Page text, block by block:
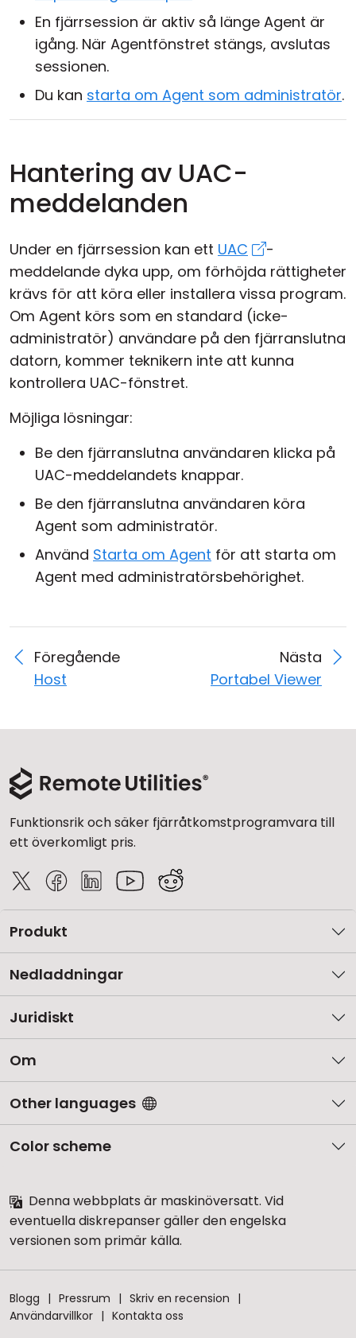
En fjärrsession är aktiv så länge Agent är
igång. När Agentfönstret stängs, avslutas
sessionen.
Du kan starta om Agent som administratör.
Hantering av UAC-
meddelanden
Under en fjärrsession kan ett UAC
-
meddelande dyka upp, om förhöjda rättigheter
krävs för att köra eller installera vissa program.
Om Agent körs som en standard (icke-
administratör) användare på den fjärranslutna
datorn, kommer teknikern inte att kunna
kontrollera UAC-fönstret.
Möjliga lösningar:
Be den fjärranslutna användaren klicka på
UAC-meddelandets knappar.
Be den fjärranslutna användaren köra
Agent som administratör.
Använd Starta om Agent för att starta om
Agent med administratörsbehörighet.
Föregående
Host
Nästa
Portabel Viewer
Funktionsrik och säker fjärråtkomstprogramvara till
ett överkomligt pris.
Produkt
Nedladdningar
Juridiskt
Om
Other languages
Color scheme
Denna webbplats är maskinöversatt. Vid
eventuella diskrepanser gäller den engelska
versionen som primär källa.
Blogg Pressrum
Skriv en recension
Användarvillkor
Kontakta oss